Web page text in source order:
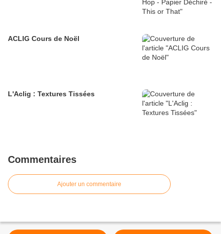
ACLIG Cours de Noël
L'Aclig : Textures Tissées
Commentaires
Ajouter un commentaire